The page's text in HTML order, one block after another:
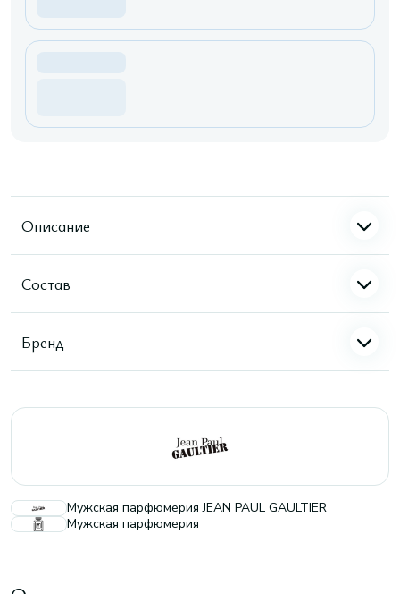
Описание
Состав
Бренд
Мужская парфюмерия JEAN PAUL GAULTIER
Мужская парфюмерия